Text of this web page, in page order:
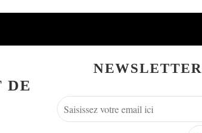
DE
NEWSLETTER